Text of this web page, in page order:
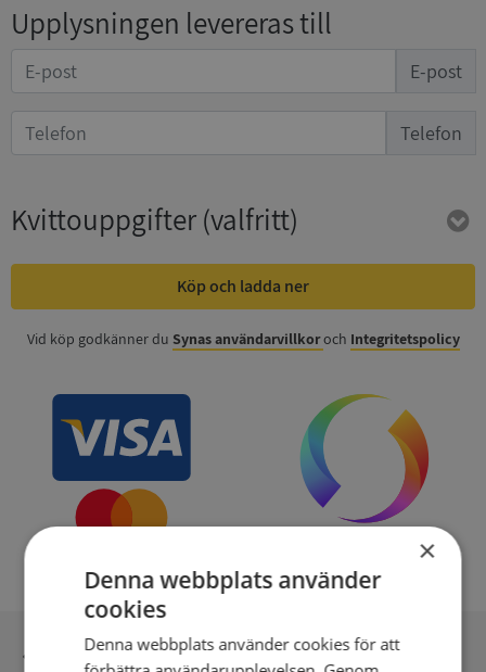
Upplysningen levereras till
E-post
Telefon
Kvittouppgifter(valfritt)
Köp och ladda ner
Vid köp godkänner du Synas användarvillkoroch Integritetspolicy
Inga kopior till omfrågad
×
Denna webbplats använder
cookies
Denna webbplats använder cookies för att